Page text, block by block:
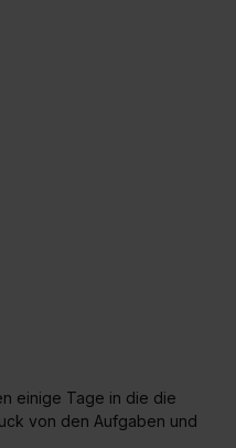
einige Tage in die die
von den Aufgaben und